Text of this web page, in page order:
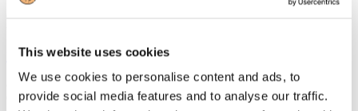
This website uses cookies
We use cookies to personalise content and ads, to
provide social media features and to analyse our traffic.
Leggi tutto...
Giugno